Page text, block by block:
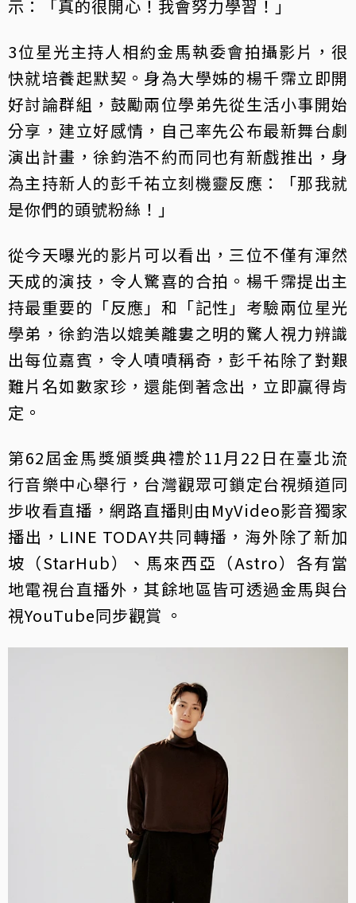
示：「真的很開心！我會努力學習！」
3位星光主持人相約金馬執委會拍攝影片，很
快就培養起默契。身為大學姊的楊千霈立即開
好討論群組，鼓勵兩位學弟先從生活小事開始
分享，建立好感情，自己率先公布最新舞台劇
演出計畫，徐鈞浩不約而同也有新戲推出，身
為主持新人的彭千祐立刻機靈反應：「那我就
是你們的頭號粉絲！」
從今天曝光的影片可以看出，三位不僅有渾然
天成的演技，令人驚喜的合拍。楊千霈提出主
持最重要的「反應」和「記性」考驗兩位星光
學弟，徐鈞浩以媲美離婁之明的驚人視力辨識
出每位嘉賓，令人嘖嘖稱奇，彭千祐除了對艱
難片名如數家珍，還能倒著念出，立即贏得肯
定。
第62屆金馬獎頒獎典禮於11月22日在臺北流
行音樂中心舉行，台灣觀眾可鎖定台視頻道同
步收看直播，網路直播則由MyVideo影音獨家
播出，LINE TODAY共同轉播，海外除了新加
坡（StarHub）、馬來西亞（Astro）各有當
地電視台直播外，其餘地區皆可透過金馬與台
視YouTube同步觀賞 。